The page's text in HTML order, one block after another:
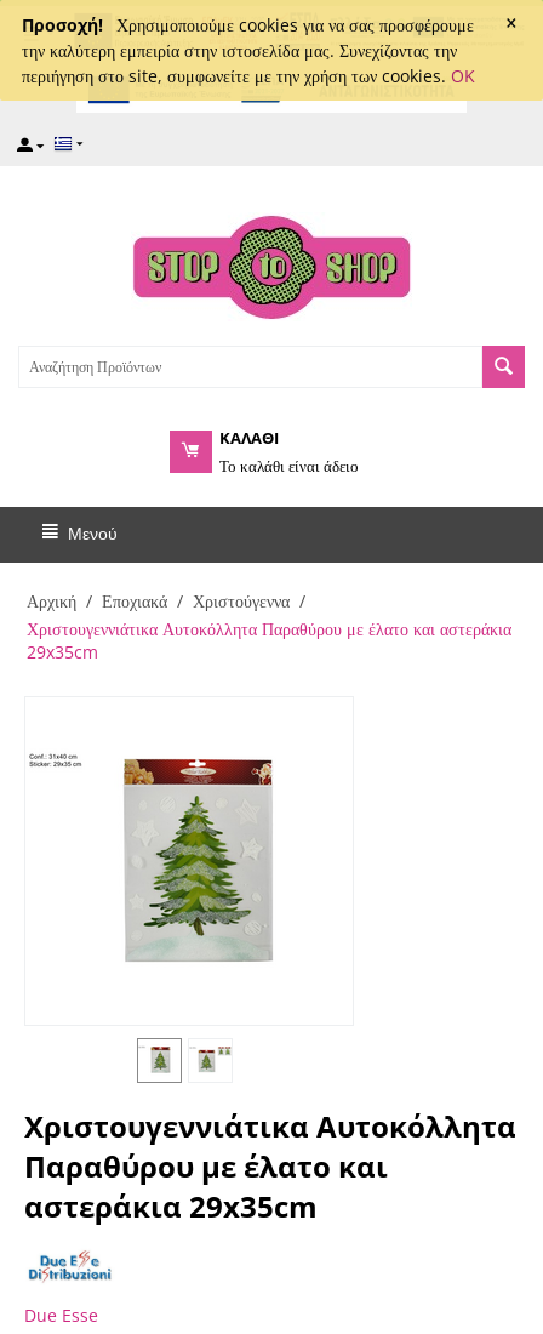
×
Προσοχή! Χρησιμοποιούμε cookies για να σας προσφέρουμε
την καλύτερη εμπειρία στην ιστοσελίδα μας. Συνεχίζοντας την
περιήγηση στο site, συμφωνείτε με την χρήση των cookies. OK
captcha
ΚΑΛΑΘΙ
Το καλάθι είναι άδειο
Μενού
Αρχική / Εποχιακά / Χριστούγεννα /
Χριστουγεννιάτικα Αυτοκόλλητα Παραθύρου με έλατο και αστεράκια
29x35cm
Χριστουγεννιάτικα Αυτοκόλλητα
Παραθύρου με έλατο και
αστεράκια 29x35cm
Due Esse